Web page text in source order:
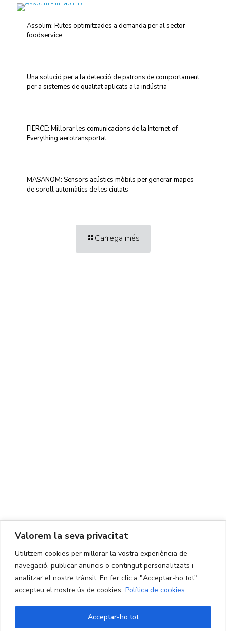
Valorem la seva privacitat
Utilitzem cookies per millorar la vostra experiència de
navegació, publicar anuncis o contingut personalitzats i
analitzar el nostre trànsit. En fer clic a "Acceptar-ho tot",
accepteu el nostre ús de cookies. Política de cookies
Acceptar-ho tot
Assolim: Rutes optimitzades a demanda per al sector
foodservice
Una solució per a la detecció de patrons de comportament
per a sistemes de qualitat aplicats a la indústria
FIERCE: Millorar les comunicacions de la Internet of
Everything aerotransportat
MASANOM: Sensors acústics mòbils per generar mapes
de soroll automàtics de les ciutats
Carrega més
Copyright ©2026CIT UPC. All rights reserved.